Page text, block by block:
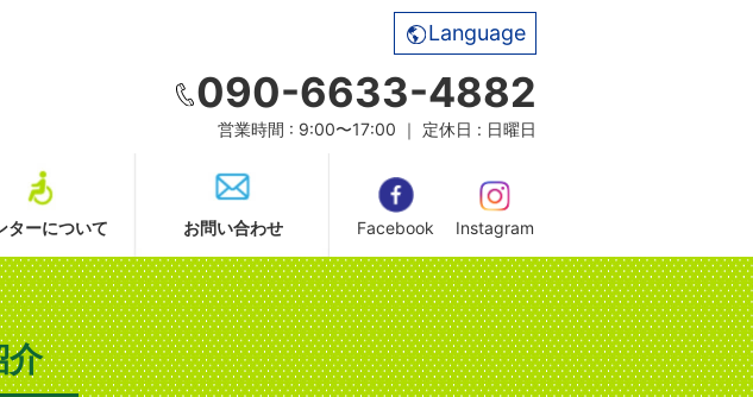
Language
090-6633-4882
営業時間 : 9:00〜17:00 ｜ 定休日 : 日曜日
ターについて お問い合わせ Facebook Instagram
介